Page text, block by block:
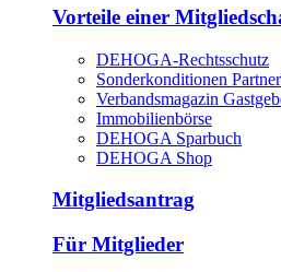
Vorteile einer
DEHOGA-Rechtsschutz
Sonderkonditionen
Verbandsmagazin
Immobilienbörse
DEHOGA Sparbuch
DEHOGA Shop
Mitgliedsantrag
Für Mitglieder